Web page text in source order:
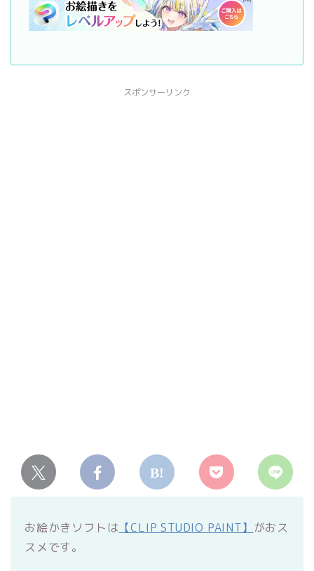
スポンサーリンク
お絵かきソフトは 【CLIP STUDIO PAINT】 がおス
スメです。